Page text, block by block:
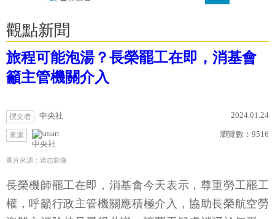
觀點新聞
旅程可能泡湯？長榮罷工在即，消基會
籲主管機關介入
撰文者 中央社 2024.01.24
來源
中央社
瀏覽數： 9516
圖片來源：達志影像
長榮機師罷工在即，消基會今天表示，尊重勞工罷工
權，呼籲行政主管機關應積極介入，協助長榮航空勞